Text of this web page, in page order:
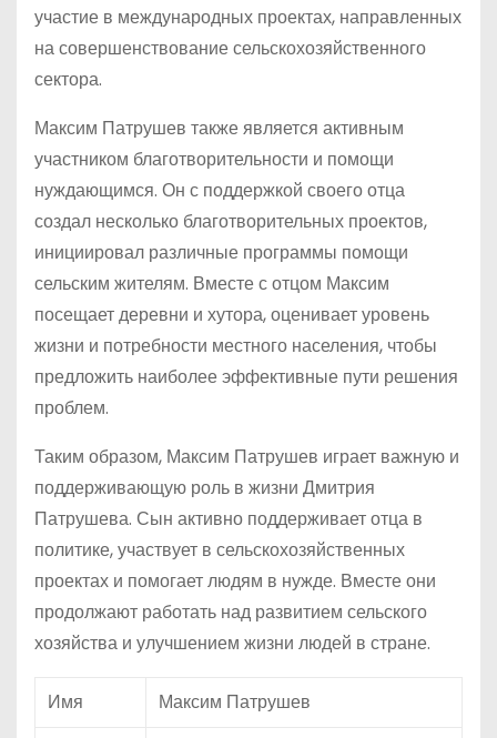
участие в международных проектах, направленных
на совершенствование сельскохозяйственного
сектора.
Максим Патрушев также является активным
участником благотворительности и помощи
нуждающимся. Он с поддержкой своего отца
создал несколько благотворительных проектов,
инициировал различные программы помощи
сельским жителям. Вместе с отцом Максим
посещает деревни и хутора, оценивает уровень
жизни и потребности местного населения, чтобы
предложить наиболее эффективные пути решения
проблем.
Таким образом, Максим Патрушев играет важную и
поддерживающую роль в жизни Дмитрия
Патрушева. Сын активно поддерживает отца в
политике, участвует в сельскохозяйственных
проектах и помогает людям в нужде. Вместе они
продолжают работать над развитием сельского
хозяйства и улучшением жизни людей в стране.
Имя
Максим Патрушев